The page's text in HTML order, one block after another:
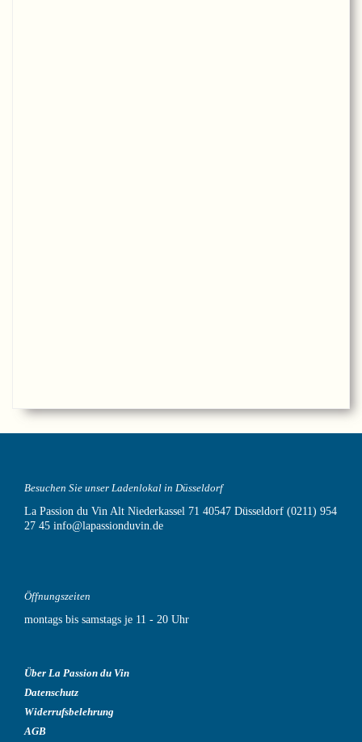
Besuchen Sie unser Ladenlokal in Düsseldorf
La Passion du Vin Alt Niederkassel 71 40547 Düsseldorf (0211) 954
27 45 info@lapassionduvin.de
Öffnungszeiten
montags bis samstags je 11 - 20 Uhr
Über La Passion du Vin
Datenschutz
Widerrufsbelehrung
AGB